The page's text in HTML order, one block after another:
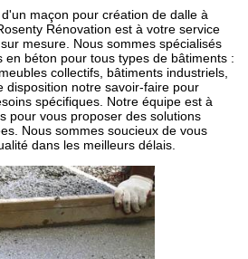
maçon pour création de dalle à
Rénovation est à votre service
mesure. Nous sommes spécialisés
en béton pour tous types de bâtiments :
collectifs, bâtiments industriels,
disposition notre savoir-faire pour
spécifiques. Notre équipe est à
pour vous proposer des solutions
Nous sommes soucieux de vous
dans les meilleurs délais.